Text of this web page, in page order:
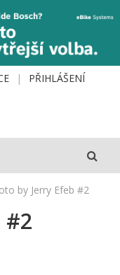
PŘIHLÁŠENÍ
by Jerry Efeb #2
#2